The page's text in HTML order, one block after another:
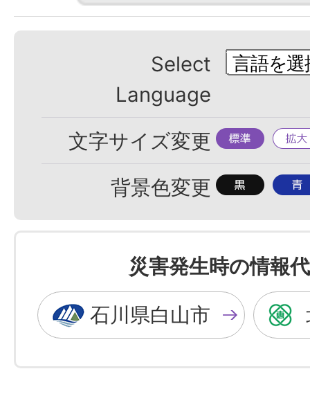
Select
Language
文字サイズ変更 標
準
拡
大
背景色変更 背
色
を
黒
色
に
背
色
を
青
色
に
災害発生時の情報
石川県白山市